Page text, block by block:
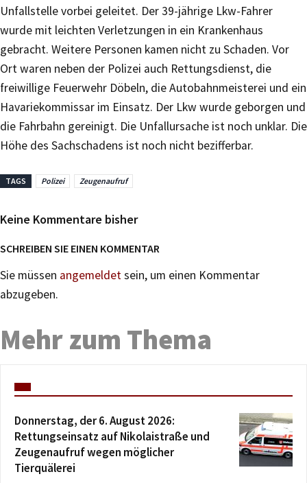
Unfallstelle vorbei geleitet. Der 39-jährige Lkw-Fahrer
wurde mit leichten Verletzungen in ein Krankenhaus
gebracht. Weitere Personen kamen nicht zu Schaden. Vor
Ort waren neben der Polizei auch Rettungsdienst, die
freiwillige Feuerwehr Döbeln, die Autobahnmeisterei und ein
Havariekommissar im Einsatz. Der Lkw wurde geborgen und
die Fahrbahn gereinigt. Die Unfallursache ist noch unklar. Die
Höhe des Sachschadens ist noch nicht bezifferbar.
TAGS Polizei Zeugenaufruf
Keine Kommentare bisher
SCHREIBEN SIE EINEN KOMMENTAR
Sie müssen angemeldetsein, um einen Kommentar
abzugeben.
Mehr zum Thema
Donnerstag, der 6. August 2026:
Rettungseinsatz auf Nikolaistraße und
Zeugenaufruf wegen möglicher
Tierquälerei